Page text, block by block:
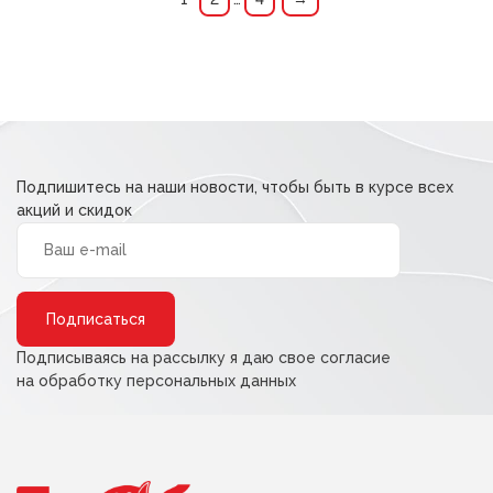
Подпишитесь на наши новости, чтобы быть в курсе всех
акций и скидок
Подписываясь на рассылку я даю свое согласие
на обработку персональных данных